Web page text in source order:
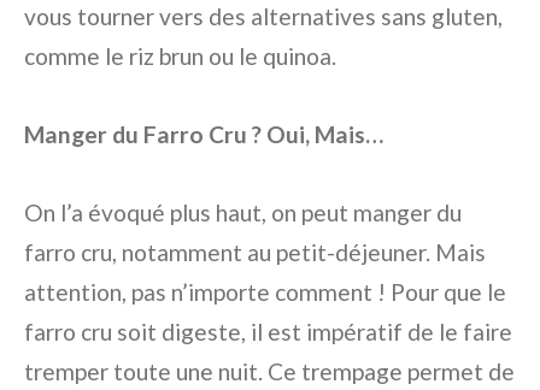
vous tourner vers des alternatives sans gluten,
comme le riz brun ou le quinoa.
Manger du Farro Cru ? Oui, Mais…
On l’a évoqué plus haut, on peut manger du
farro cru, notamment au petit-déjeuner. Mais
attention, pas n’importe comment ! Pour que le
farro cru soit digeste, il est impératif de le faire
tremper toute une nuit. Ce trempage permet de